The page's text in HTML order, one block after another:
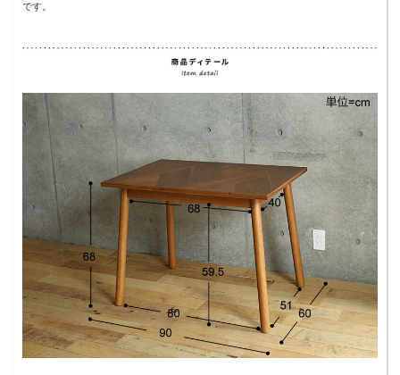
です。